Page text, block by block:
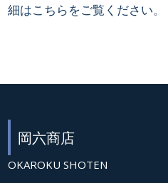
細はこちらをご覧ください。
岡六商店
OKAROKU SHOTEN